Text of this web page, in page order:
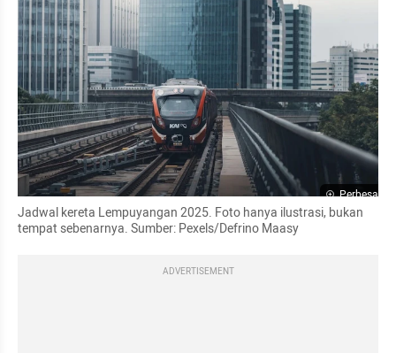
Perbesar
Jadwal kereta Lempuyangan 2025. Foto hanya ilustrasi, bukan
tempat sebenarnya. Sumber: Pexels/Defrino Maasy
ADVERTISEMENT